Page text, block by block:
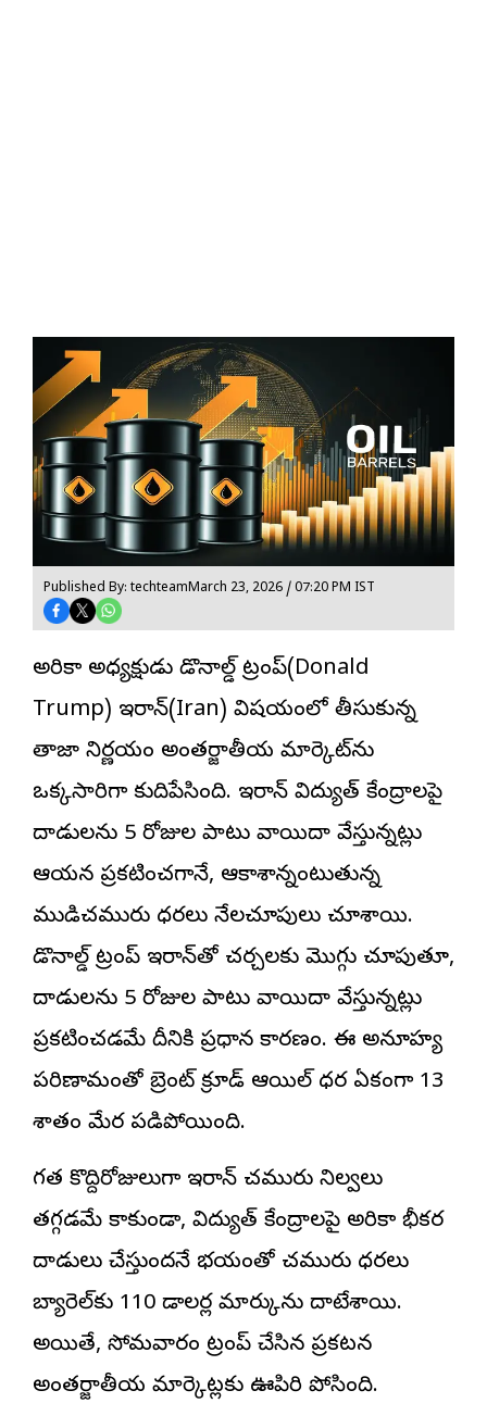
Published By: techteamMarch 23, 2026 / 07:20 PM IST
అమెరికా అధ్యక్షుడు డొనాల్డ్ ట్రంప్(Donald
Trump) ఇరాన్(Iran) విషయంలో తీసుకున్న
తాజా నిర్ణయం అంతర్జాతీయ మార్కెట్‌ను
ఒక్కసారిగా కుదిపేసింది. ఇరాన్ విద్యుత్ కేంద్రాలపై
దాడులను 5 రోజుల పాటు వాయిదా వేస్తున్నట్లు
ఆయన ప్రకటించగానే, ఆకాశాన్నంటుతున్న
ముడిచమురు ధరలు నేలచూపులు చూశాయి.
డొనాల్డ్ ట్రంప్ ఇరాన్‌తో చర్చలకు మొగ్గు చూపుతూ,
దాడులను 5 రోజుల పాటు వాయిదా వేస్తున్నట్లు
ప్రకటించడమే దీనికి ప్రధాన కారణం. ఈ అనూహ్య
పరిణామంతో బ్రెంట్ క్రూడ్ ఆయిల్ ధర ఏకంగా 13
శాతం మేర పడిపోయింది.
గత కొద్దిరోజులుగా ఇరాన్ చమురు నిల్వలు
తగ్గడమే కాకుండా, విద్యుత్ కేంద్రాలపై అమెరికా భీకర
దాడులు చేస్తుందనే భయంతో చమురు ధరలు
బ్యారెల్‌కు 110 డాలర్ల మార్కును దాటేశాయి.
అయితే, సోమవారం ట్రంప్ చేసిన ప్రకటన
అంతర్జాతీయ మార్కెట్లకు ఊపిరి పోసింది.